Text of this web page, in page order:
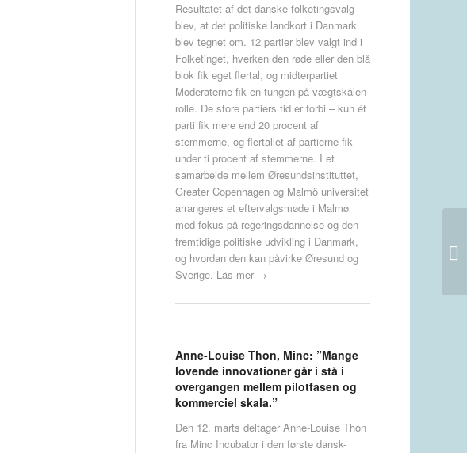
Resultatet af det danske folketingsvalg
blev, at det politiske landkort i Danmark
blev tegnet om. 12 partier blev valgt ind i
Folketinget, hverken den røde eller den blå
blok fik eget flertal, og midterpartiet
Moderaterne fik en tungen-på-vægtskålen-
rolle. De store partiers tid er forbi – kun ét
parti fik mere end 20 procent af
stemmerne, og flertallet af partierne fik
under ti procent af stemmerne. I et
samarbejde mellem Øresundsinstituttet,
Greater Copenhagen og Malmö universitet
arrangeres et eftervalgsmøde i Malmø
med fokus på regeringsdannelse og den
fremtidige politiske udvikling i Danmark,
og hvordan den kan påvirke Øresund og
Sverige. Läs mer →
Anne-Louise Thon, Minc: ”Mange
lovende innovationer går i stå i
overgangen mellem pilotfasen og
kommerciel skala.”
Den 12. marts deltager Anne-Louise Thon
fra Minc Incubator i den første dansk-